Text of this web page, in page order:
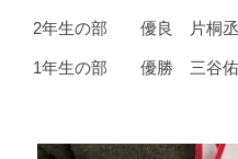
2年生の部 優良 片桐
1年生の部 優勝 三谷